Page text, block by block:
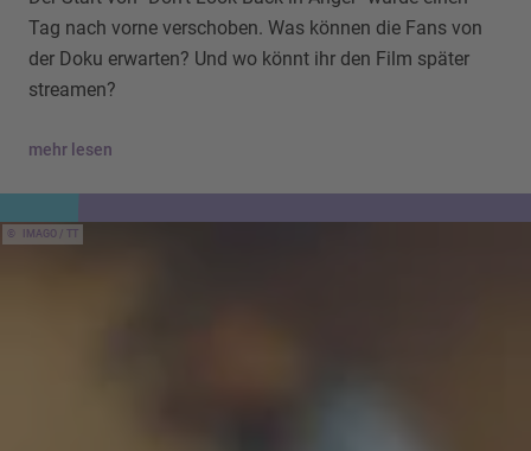
Tag nach vorne verschoben. Was können die Fans von
der Doku erwarten? Und wo könnt ihr den Film später
streamen?
mehr lesen
IMAGO / TT